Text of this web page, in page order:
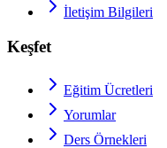
İletişim Bilgileri
Keşfet
Eğitim Ücretleri
Yorumlar
Ders Örnekleri